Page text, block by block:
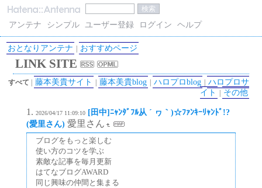
アンテナ シンプル ユーザー登録 ログイン ヘルプ
LINK SITE
すべて 藤本美貴サイト 藤本美貴blog ハロプロblog
ハロプロサ
イト
その他
おとなりアンテナ おすすめページ
2026/04/17 11:09:10 [田中]ﾆｬﾝﾀﾞﾌﾙ从 ´ ヮ｀)☆ﾌｧﾝｷｰﾘｬﾝﾄﾞ!?
(愛里さん) 愛里さん
ブログをもっと楽しむ
使い方のコツを学ぶ
素敵な記事を毎月更新
はてなブログAWARD
同じ興味の仲間と集まる